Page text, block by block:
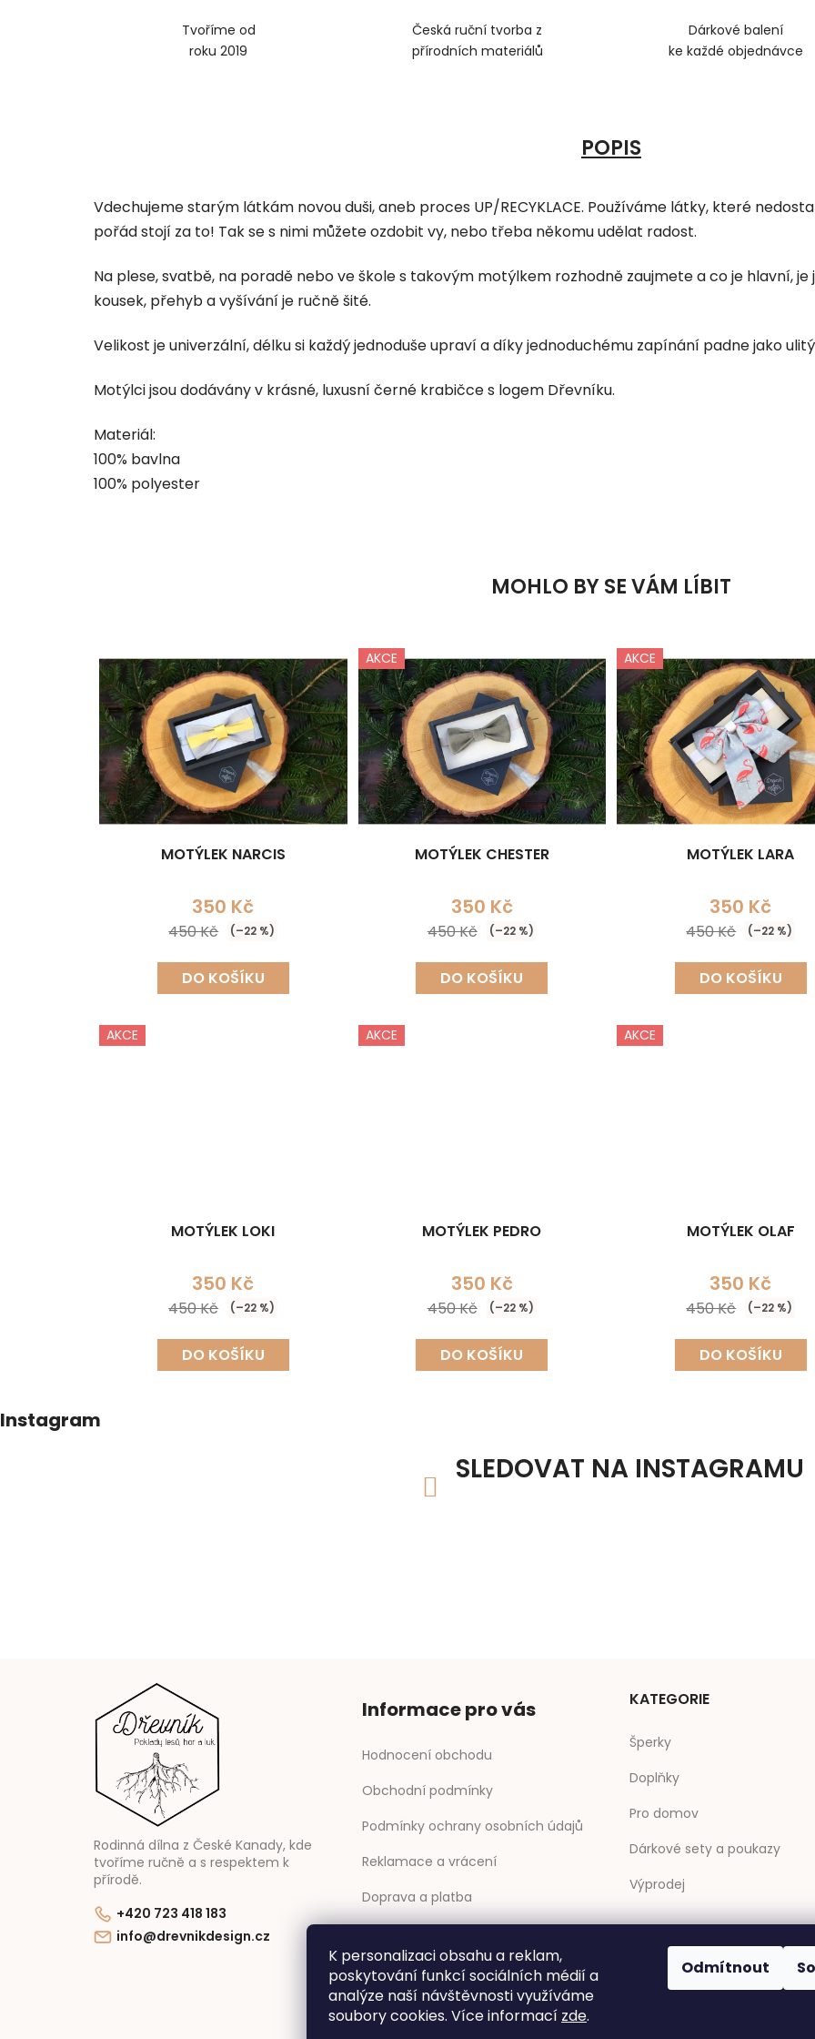
K personalizaci obsahu a reklam,
poskytování funkcí sociálních médií a
analýze naší návštěvnosti využíváme
soubory cookies. Více informací zde.
Odmítnout
Tvoříme od
roku 2019
Česká ruční tvorba z
přírodních materiálů
Dárkové balení
ke každé objednávce
POPIS
Vdechujeme starým látkám novou duši, aneb proces UP/RECYKLACE. Používáme látky, které
pořád stojí za to! Tak se s nimi můžete ozdobit vy, nebo třeba někomu udělat radost.
Na plese, svatbě, na poradě nebo ve škole s takovým motýlkem rozhodně zaujmete a co je hlavní, je
kousek, přehyb a vyšívání je ručně šité.
Velikost je univerzální, délku si každý jednoduše upraví a díky jednoduchému zapínání padne jako
Motýlci jsou dodávány v krásné, luxusní černé krabičce s logem Dřevníku.
Materiál:
100% bavlna
100% polyester
MOHLO BY SE VÁM LÍBIT
MOTÝLEK NARCIS
350 Kč
450 Kč (–22 %)
DO KOŠÍKU
AKCE
MOTÝLEK CHESTER
350 Kč
450 Kč (–22 %)
DO KOŠÍKU
AKCE
MOTÝLEK LARA
350 Kč
450 Kč (–22 %)
DO KOŠÍKU
AKCE
MOTÝLEK LOKI
350 Kč
450 Kč (–22 %)
DO KOŠÍKU
AKCE
MOTÝLEK PEDRO
350 Kč
450 Kč (–22 %)
DO KOŠÍKU
AKCE
MOTÝLEK OLAF
350 Kč
450 Kč (–22 %)
DO KOŠÍKU
Instagram
SLEDOVAT NA INSTAGRAMU
Z
Rodinná dílna z České Kanady, kde
tvoříme ručně a s respektem k
přírodě.
+420 723 418 183
info@drevnikdesign.cz
Informace pro vás
Hodnocení obchodu
Obchodní podmínky
Podmínky ochrany osobních údajů
Reklamace a vrácení
Doprava a platba
Novinky
KATEGORIE
Šperky
Doplňky
Pro domov
Dárkové sety a poukazy
Výprodej